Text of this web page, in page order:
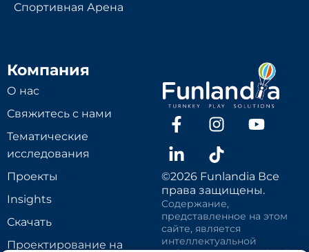
Спортивная Арена
Компания
О нас
Свяжитесь с нами
Тематические
исследования
Проекты
Insights
Скачать
Проектирование на
©2026 Funlandia Все
права защищены.
Содержание,
представленное на этом
сайте, является
интеллектуальной